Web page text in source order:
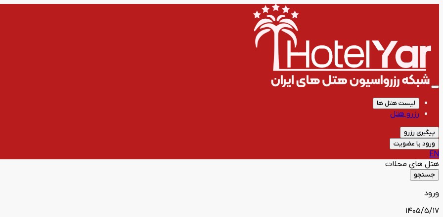
لیست هتل ها
رزرو هتل
پیگیری رزرو
ورود یا عضویت
EN
هتل های محلات
جستجو
ورود
1405/5/17